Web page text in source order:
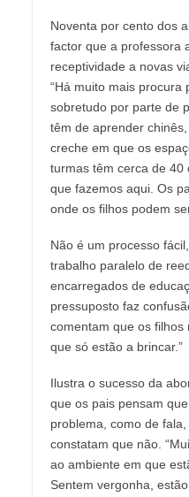
Noventa por cento dos
factor que a professora
receptividade a novas
“Há muito mais procura
sobretudo por parte de
têm de aprender
creche em que os
turmas têm cerca de 40
que fazemos aqui. Os
onde os filhos podem
Não é um processo
trabalho paralelo de
encarregados de
pressuposto faz
comentam que os filhos
que só estão a brincar.”
Ilustra o sucesso da
que os pais pensam
problema, como de
constatam que não.
ao ambiente em que
Sentem vergonha,